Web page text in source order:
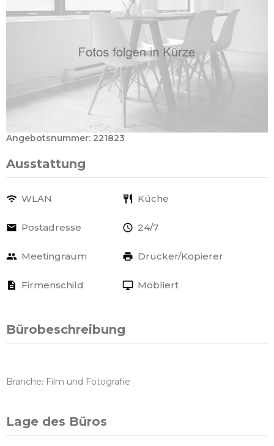
Angebotsnummer: 221823
Ausstattung
WLAN Küche
Postadresse 24/7
Meetingraum Drucker/Kopierer
Firmenschild Möbliert
Bürobeschreibung
Branche: Film und Fotografie
Lage des Büros